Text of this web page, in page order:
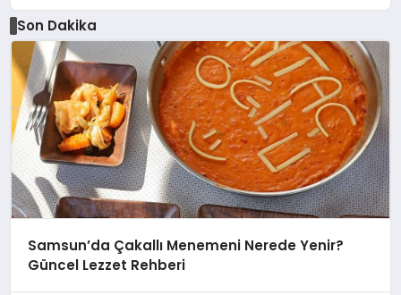
Son Dakika
Samsun’da Çakallı Menemeni Nerede Yenir?
Güncel Lezzet Rehberi